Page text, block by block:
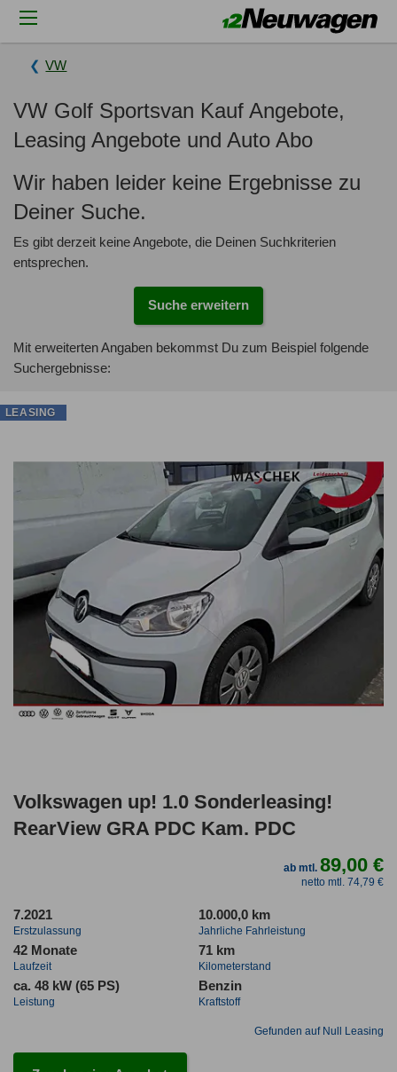
VW
VW Golf Sportsvan Kauf Angebote,
Leasing Angebote und Auto Abo
Wir haben leider keine Ergebnisse zu
Deiner Suche.
Es gibt derzeit keine Angebote, die Deinen Suchkriterien
entsprechen.
Suche erweitern
Mit erweiterten Angaben bekommst Du zum Beispiel folgende
Suchergebnisse:
Volkswagen up! 1.0 Sonderleasing!
RearView GRA PDC Kam. PDC
ab mtl.89,00 €
netto mtl. 74,79 €
7.2021
Erstzulassung
10.000,0 km
Jahrliche Fahrleistung
42 Monate
Laufzeit
71 km
Kilometerstand
ca. 48 kW (65 PS)
Leistung
Benzin
Kraftstoff
Gefunden auf Null Leasing
LEASING